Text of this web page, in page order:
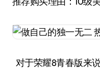
对于荣耀8青春版来